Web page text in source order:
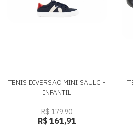
TENIS DIVERSAO MINI SAULO -
INFANTIL
R$ 179,90
R$ 161,91